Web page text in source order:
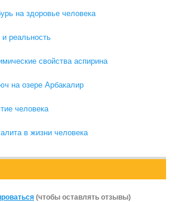
на здоровье человека
реальность
свойства аспирина
на озере Арбакалир
человека
в жизни человека
(чтобы оставлять отзывы)